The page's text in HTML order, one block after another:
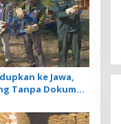
ke Jawa,
Tanpa Dokumen